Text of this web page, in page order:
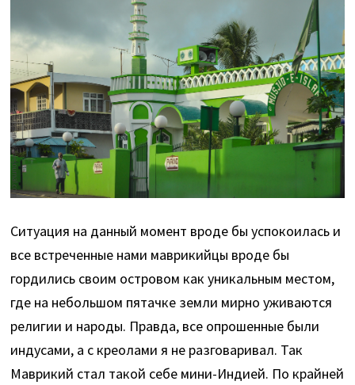
Ситуация на данный момент вроде бы успокоилась и
все встреченные нами маврикийцы вроде бы
гордились своим островом как уникальным местом,
где на небольшом пятачке земли мирно уживаются
религии и народы. Правда, все опрошенные были
индусами, а с креолами я не разговаривал. Так
Маврикий стал такой себе мини-Индией. По крайней